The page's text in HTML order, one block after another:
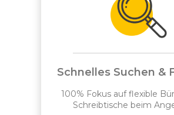
Schnelles Suchen &
100% Fokus auf flexible
Schreibtische beim